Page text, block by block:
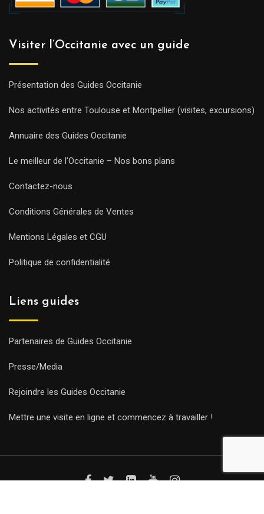
Visiter l’Occitanie avec un guide
Présentation des Guides Occitanie
Nos activités entre Toulouse et Montpellier (visites, excursions)
Annuaire des Guides Occitanie
Le meilleur de l’Occitanie – Nos bons plans
Contactez-nous
Conditions Générales de Ventes
Mentions Légales et CGU
Politique de confidentialité
Liens guides
Partenaires de Guides Occitanie
Presse/Media
Rejoindre les Guides Occitanie
Mettre une visite en ligne et commencez à travailler !